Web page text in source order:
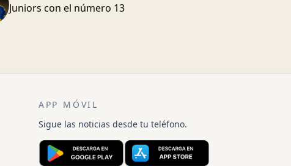
Juniors con el número 13
APP MÓVIL
Sigue las noticias desde tu teléfono.